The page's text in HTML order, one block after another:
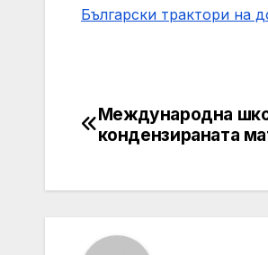
Български трактори на
Post
Международна
кондензираната